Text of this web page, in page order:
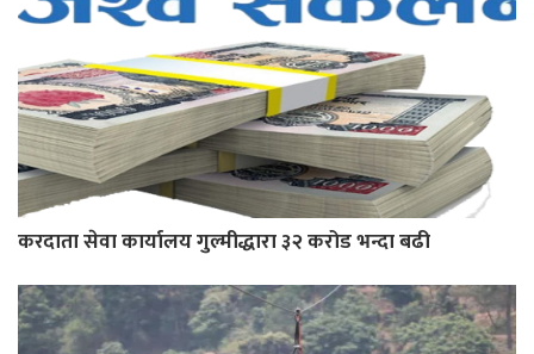
करदाता सेवा कार्यालय गुल्मीद्धारा ३२ करोड भन्दा बढी